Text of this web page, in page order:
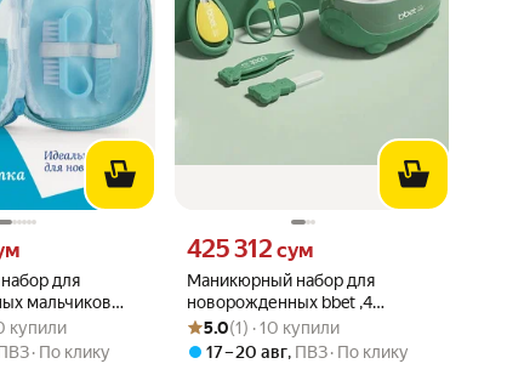
для
мальчиков
голубой
вместо
4.8 из 5
купили
купили
По клику
Маникюрный набор для
новорожденных bbet ,4
предмета в боксе.
Цена 425312 сум вместо
425 312 сум
Рейтинг товара: 5.0 из 5
Оценок: (1) · 10 купили
5.0(1) · 10 купили
17 – 20 авг, ПВЗ По клику